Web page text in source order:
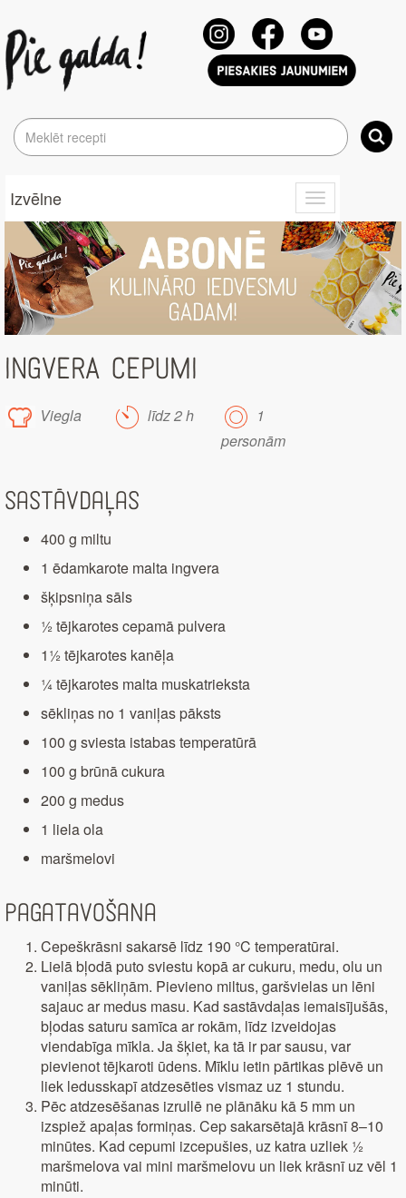
Toggle
navigation
Izvēlne
INGVERA CEPUMI
Viegla līdz 2 h
1
personām
Sastāvdaļas
400 g miltu
1 ēdamkarote malta ingvera
šķipsniņa sāls
½ tējkarotes cepamā pulvera
1½ tējkarotes kanēļa
¼ tējkarotes malta muskatrieksta
sēkliņas no 1 vaniļas pāksts
100 g sviesta istabas temperatūrā
100 g brūnā cukura
200 g medus
1 liela ola
maršmelovi
Pagatavošana
Cepeškrāsni sakarsē līdz 190 °C temperatūrai.
Lielā bļodā puto sviestu kopā ar cukuru, medu, olu un
vaniļas sēkliņām. Pievieno miltus, garšvielas un lēni
sajauc ar medus masu. Kad sastāvdaļas iemaisījušās,
bļodas saturu samīca ar rokām, līdz izveidojas
viendabīga mīkla. Ja šķiet, ka tā ir par sausu, var
pievienot tējkaroti ūdens. Mīklu ietin pārtikas plēvē un
liek ledusskapī atdzesēties vismaz uz 1 stundu.
Pēc atdzesēšanas izrullē ne plānāku kā 5 mm un
izspiež apaļas formiņas. Cep sakarsētajā krāsnī 8–10
minūtes. Kad cepumi izcepušies, uz katra uzliek ½
maršmelova vai mini maršmelovu un liek krāsnī uz vēl 1
minūti.